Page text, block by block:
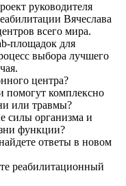
руководителя
Вячеслава
всего мира.
площадок для
выбора лучшего
центра?
помогут комплексно
или травмы?
силы организма и
функции?
ответы в новом
реабилитационный